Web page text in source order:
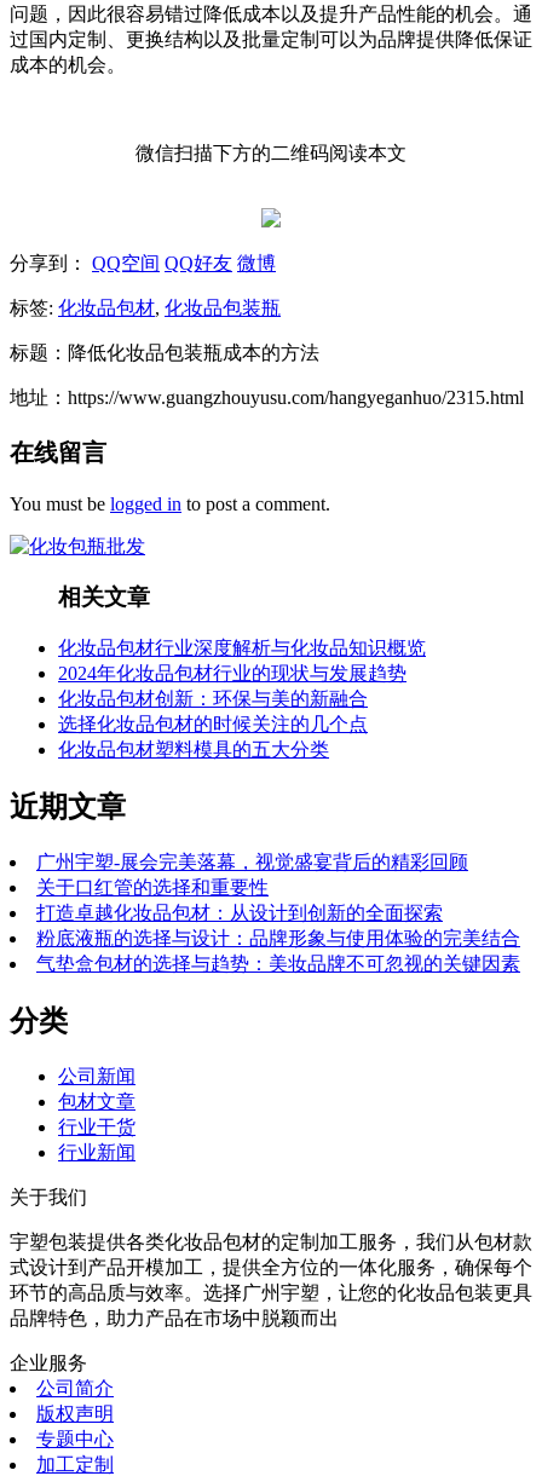
问题，因此很容易错过降低成本以及提升产品性能的机会。通
过国内定制、更换结构以及批量定制可以为品牌提供降低保证
成本的机会。
微信扫描下方的二维码阅读本文
分享到： QQ空间 QQ好友 微博
标签: 化妆品包材, 化妆品包装瓶
标题：降低化妆品包装瓶成本的方法
地址：https://www.guangzhouyusu.com/hangyeganhuo/2315.html
在线留言
You must be logged in to post a comment.
相关文章
化妆品包材行业深度解析与化妆品知识概览
2024年化妆品包材行业的现状与发展趋势
化妆品包材创新：环保与美的新融合
选择化妆品包材的时候关注的几个点
化妆品包材塑料模具的五大分类
近期文章
广州宇塑-展会完美落幕，视觉盛宴背后的精彩回顾
关于口红管的选择和重要性
打造卓越化妆品包材：从设计到创新的全面探索
粉底液瓶的选择与设计：品牌形象与使用体验的完美结合
气垫盒包材的选择与趋势：美妆品牌不可忽视的关键因素
分类
公司新闻
包材文章
行业干货
行业新闻
关于我们
宇塑包装提供各类化妆品包材的定制加工服务，我们从包材款
式设计到产品开模加工，提供全方位的一体化服务，确保每个
环节的高品质与效率。选择广州宇塑，让您的化妆品包装更具
品牌特色，助力产品在市场中脱颖而出
企业服务
公司简介
版权声明
专题中心
加工定制